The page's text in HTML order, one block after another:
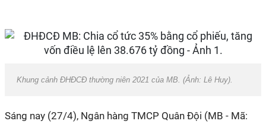
Khung cảnh ĐHĐCĐ thường niên 2021 của MB. (Ảnh: Lê Huy).
Sáng nay (27/4), Ngân hàng TMCP Quân Đội (MB - Mã: